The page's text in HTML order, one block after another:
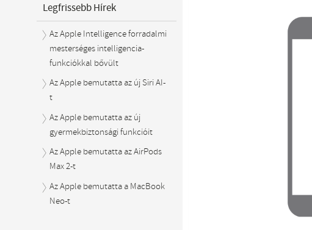
Legfrissebb Hírek
Az Apple Intelligence forradalmi
mesterséges intelligencia-
funkciókkal bővült
Az Apple bemutatta az új Siri AI-
t
Az Apple bemutatta az új
gyermekbiztonsági funkcióit
Az Apple bemutatta az AirPods
Max 2-t
Az Apple bemutatta a MacBook
Neo-t